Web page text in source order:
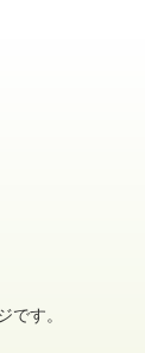
です。